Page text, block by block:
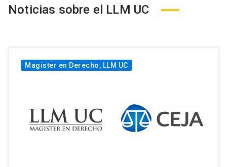
Noticias sobre el LLM UC
Magíster en Derecho, LLM UC